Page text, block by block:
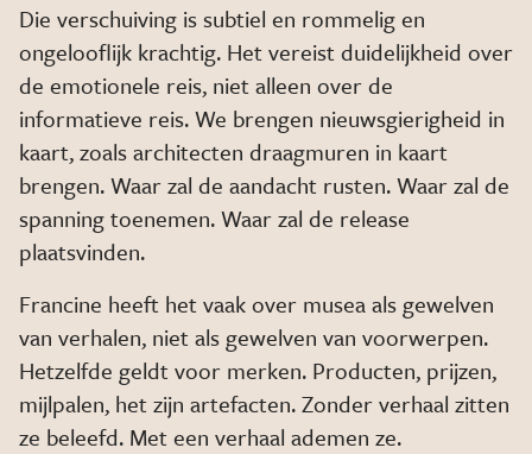
Die verschuiving is subtiel en rommelig en
ongelooflijk krachtig. Het vereist duidelijkheid over
de emotionele reis, niet alleen over de
informatieve reis. We brengen nieuwsgierigheid in
kaart, zoals architecten draagmuren in kaart
brengen. Waar zal de aandacht rusten. Waar zal de
spanning toenemen. Waar zal de release
plaatsvinden.
Francine heeft het vaak over musea als gewelven
van verhalen, niet als gewelven van voorwerpen.
Hetzelfde geldt voor merken. Producten, prijzen,
mijlpalen, het zijn artefacten. Zonder verhaal zitten
ze beleefd. Met een verhaal ademen ze.